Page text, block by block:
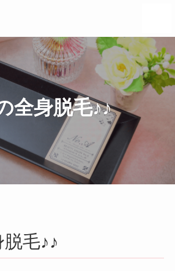
全身脱毛♪♪
毛♪♪